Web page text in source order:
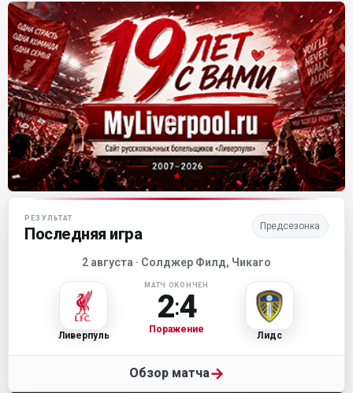
Матч-центр «Ливерпуля»
РЕЗУЛЬТАТ
Последняя игра Предсезонка
2 августа · Солджер Филд, Чикаго
Ливерпуль
МАТЧ ОКОНЧЕН
2:4
Поражение
Лидс
Обзор матча→